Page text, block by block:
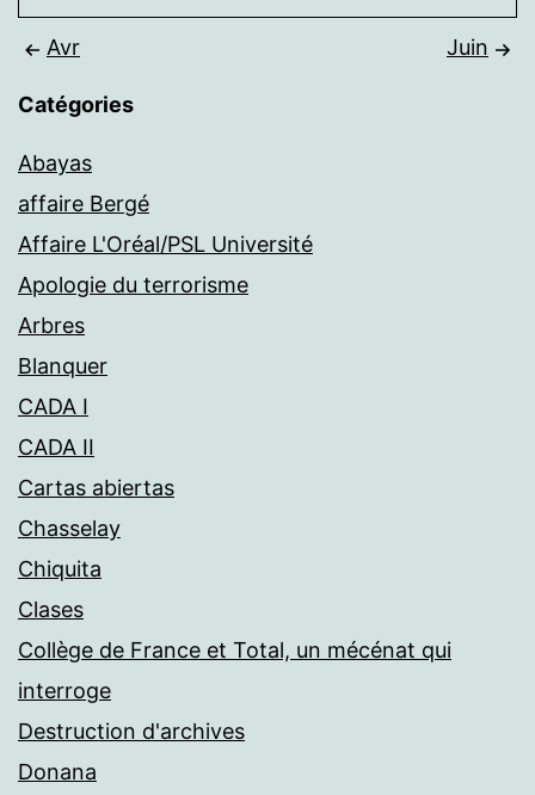
Avr Juin
Catégories
Abayas
affaire Bergé
Affaire L'Oréal/PSL Université
Apologie du terrorisme
Arbres
Blanquer
CADA I
CADA II
Cartas abiertas
Chasselay
Chiquita
Clases
Collège de France et Total, un mécénat qui
interroge
Destruction d'archives
Donana